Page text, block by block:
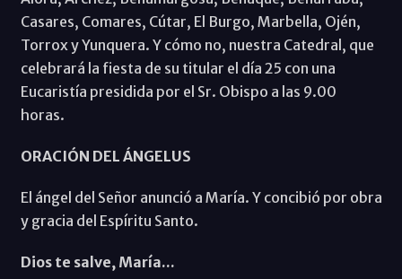
Casares, Comares, Cútar, El Burgo, Marbella, Ojén,
Torrox y Yunquera. Y cómo no, nuestra Catedral, que
celebrará la fiesta de su titular el día 25 con una
Eucaristía presidida por el Sr. Obispo a las 9.00
horas.
ORACIÓN DEL ÁNGELUS
El ángel del Señor anunció a María. Y concibió por obra
y gracia del Espíritu Santo.
Dios te salve, María...